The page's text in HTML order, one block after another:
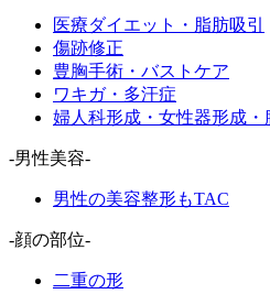
医療ダイエット・脂肪吸引
傷跡修正
豊胸手術・バストケア
ワキガ・多汗症
婦人科形成・女性器形成・
-男性美容-
男性の美容整形もTAC
-顔の部位-
二重の形